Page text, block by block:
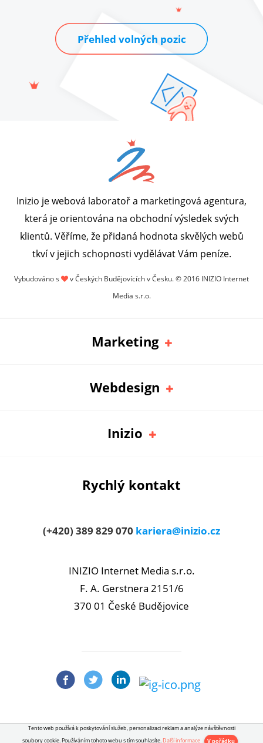
Tento web používá k poskytování služeb, personalizaci reklam a analýze návštěvnosti
soubory cookie. Používáním tohoto webu s tím souhlasíte. Další informace V pořádku
Přehled volných pozic
Inizio je webová laboratoř a marketingová agentura,
která je orientována na obchodní výsledek svých
klientů. Věříme, že přidaná hodnota skvělých webů
tkví v jejich schopnosti vydělávat Vám peníze.
Vybudováno s
v Českých Budějovících v Česku. © 2016 INIZIO Internet
Media s.r.o.
Marketing
Webdesign
Inizio
Rychlý kontakt
(+420) 389 829 070 kariera@inizio.cz
INIZIO Internet Media s.r.o.
F. A. Gerstnera 2151/6
370 01 České Budějovice